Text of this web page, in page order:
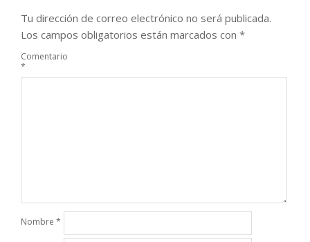
Tu dirección de correo electrónico no será publicada.
Los campos obligatorios están marcados con *
Comentario
*
Nombre *